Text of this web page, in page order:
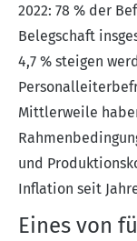
2022: 78 % der
Belegschaft
4,7 % steigen
Mittlerweile
und
Inflation seit
Eines von